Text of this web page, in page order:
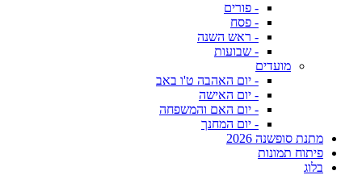
- פורים
- פסח
- ראש השנה
- שבועות
מועדים
- יום האהבה ט'ו באב
- יום האישה
- יום האם והמשפחה
- יום המחנך
מתנת סופשנה 2026
פיתוח תמונות
בלוג